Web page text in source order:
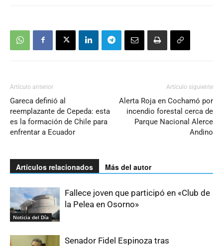
Artículo anterior
Gareca definió al
reemplazante de Cepeda: esta
es la formación de Chile para
enfrentar a Ecuador
Artículo siguiente
Alerta Roja en Cochamó por
incendio forestal cerca de
Parque Nacional Alerce
Andino
Artículos relacionados Más del autor
Noticia del Día
Fallece joven que participó en «Club de
la Pelea en Osorno»
Senador Fidel Espinoza tras